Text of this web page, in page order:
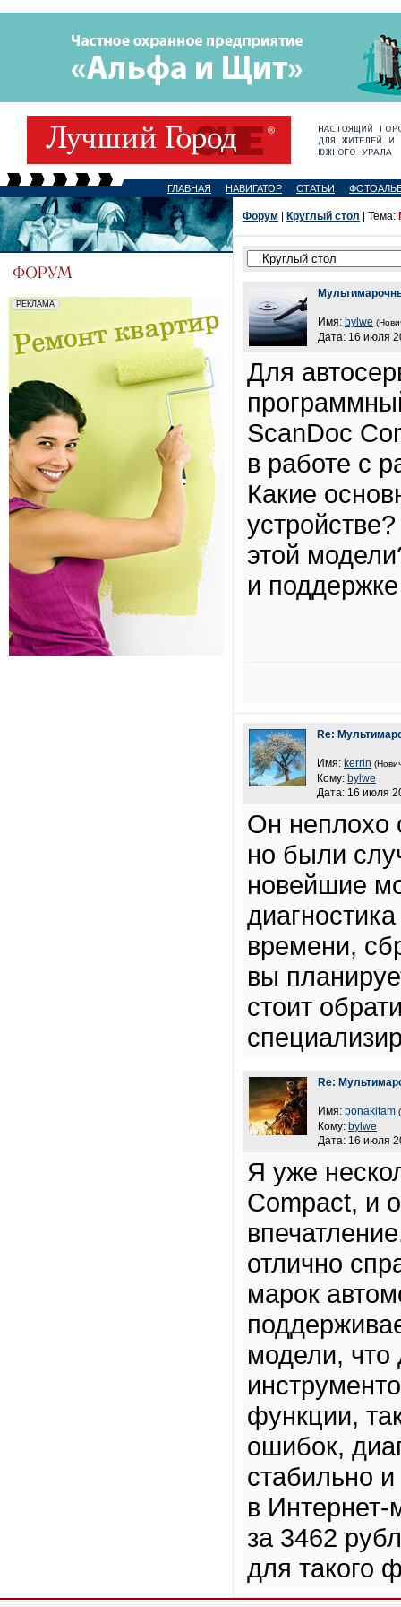
ГЛАВНАЯ НАВИГАТОР СТАТЬИ
Форум Круглый стол | Тема:
Имя: bylwe
Дата: 16 июля
Для
ScanDoc
в работе с
Какие
этой
и
Re:
Имя: kerrin
Кому: bylwe
Дата: 16 июля
Он неплохо
но были
новейшие
времени,
вы
стоит
Re:
Имя: ponakitam
Кому: bylwe
Дата: 16 июля
Я уже
Compact, и
отлично
марок
модели, что
функции,
ошибок,
стабильно
в Интернет-
за 3462
для такого